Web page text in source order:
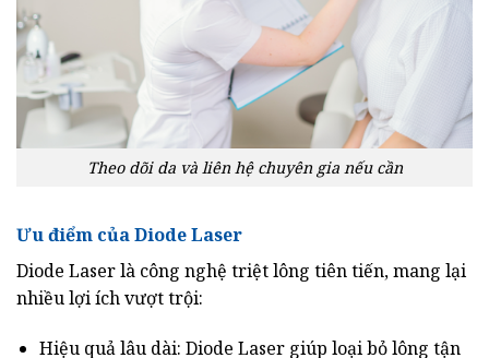
Theo dõi da và liên hệ chuyên gia nếu cần
Ưu điểm của Diode Laser
Diode Laser là công nghệ triệt lông tiên tiến, mang lại
nhiều lợi ích vượt trội:
Hiệu quả lâu dài: Diode Laser giúp loại bỏ lông tận